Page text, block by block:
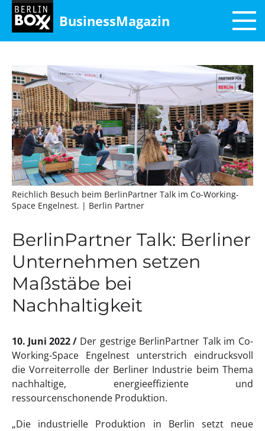
BusinessMagazin
Reichlich Besuch beim BerlinPartner Talk im Co-Working-
Space Engelnest. | Berlin Partner
BerlinPartner Talk: Berliner
Unternehmen setzen
Maßstäbe bei
Nachhaltigkeit
10. Juni 2022
Der gestrige BerlinPartner Talk im Co-
Working-Space Engelnest unterstrich eindrucksvoll
die Vorreiterrolle der Berliner Industrie beim Thema
nachhaltige, energieeffiziente und
ressourcenschonende Produktion.
„Die industrielle Produktion in Berlin setzt neue